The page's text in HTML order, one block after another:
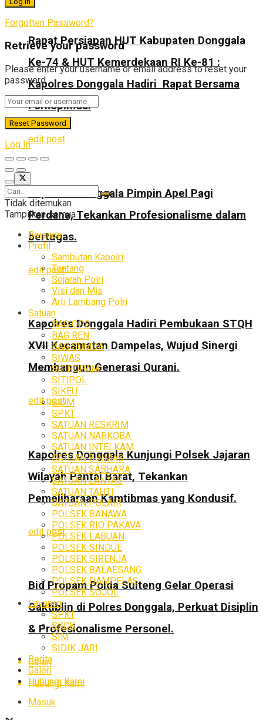
Rapat Persiapan HUT Kabupaten Donggala
Ke-74 & HUT Kemerdekaan RI Ke-81 :
Kapolres Donggala Hadiri Rapat Bersama
Forkopimda.
edit post
Kapolres Donggala Pimpin Apel Pagi
Perdana, Tekankan Profesionalisme dalam
bertugas.
edit post
Kapolres Donggala Hadiri Pembukaan STQH
XVII Kecamatan Dampelas, Wujud Sinergi
Membangun Generasi Qurani.
edit post
Kapolres Donggala Kunjungi Polsek Jajaran
Wilayah Pantai Barat, Tekankan
Pemeliharaan Kamtibmas yang Kondusif.
edit post
Bid Propam Polda Sulteng Gelar Operasi
Gaktiblin di Polres Donggala, Perkuat Disiplin
& Profesionalisme Personel.
Galeri
Hubungi Kami
Forgotten Password?
Retrieve your password
Please enter your username or email address to reset your
password.
Log In
Tidak ditemukan
Tampilkan semua
Beranda
Profil
Sambutan Kapolri
Tentang
Sejarah Polri
Visi dan Mis
Arti Lambang Polri
Satuan
BAG OPS
BAG REN
BAG SUMDA
SIWAS
SIPROPAM
SITIPOL
SIKEU
SIUM
SPKT
SATUAN RESKRIM
SATUAN NARKOBA
SATUAN INTELKAM
SATUAN BINMAS
SATUAN SABHARA
SATUAN LANTAS
SATUAN TAHTI
SATUAN POLAIR
POLSEK BANAWA
POLSEK RIO PAKAVA
POLSEK LABUAN
POLSEK SINDUE
POLSEK SIRENJA
POLSEK BALAESANG
POLSEK DAMPELAS
POLSEK SOJOL
Layanan
SPKT
SKCK
SIM
SIDIK JARI
Berita
Galeri
Hubungi Kami
Masuk